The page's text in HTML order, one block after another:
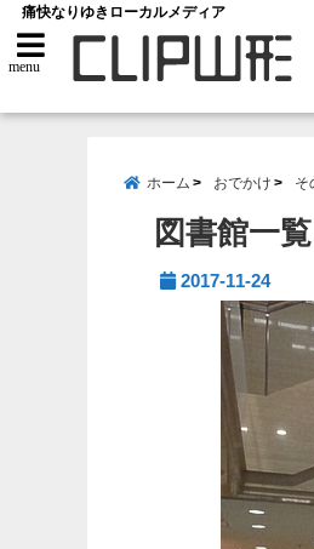
痛快なりゆきローカルメディア
menu
ホーム おでかけ そ
図書館一
2017-11-24